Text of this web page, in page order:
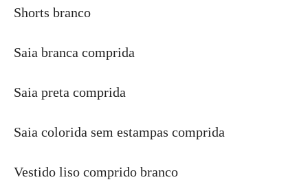
Shorts branco
Saia branca comprida
Saia preta comprida
Saia colorida sem estampas comprida
Vestido liso comprido branco